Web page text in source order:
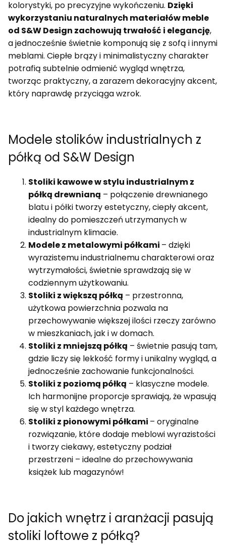
kolorystyki, po precyzyjne wykończeniu. Dzięki
wykorzystaniu naturalnych materiałów meble
od S&W Design zachowują trwałość i elegancję,
a jednocześnie świetnie komponują się z sofą i innymi
meblami. Ciepłe brązy i minimalistyczny charakter
potrafią subtelnie odmienić wygląd wnętrza,
tworząc praktyczny, a zarazem dekoracyjny akcent,
który naprawdę przyciąga wzrok.
Modele stolików industrialnych z
półką od S&W Design
Stoliki kawowe w stylu industrialnym z
półką drewnianą – połączenie drewnianego
blatu i półki tworzy estetyczny, ciepły akcent,
idealny do pomieszczeń utrzymanych w
industrialnym klimacie.
Modele z metalowymi półkami – dzięki
wyrazistemu industrialnemu charakterowi oraz
wytrzymałości, świetnie sprawdzają się w
codziennym użytkowaniu.
Stoliki z większą półką – przestronna,
użytkowa powierzchnia pozwala na
przechowywanie większej ilości rzeczy zarówno
w mieszkaniach, jak i w domach.
Stoliki z mniejszą półką – świetnie pasują tam,
gdzie liczy się lekkość formy i unikalny wygląd, a
jednocześnie zachowanie funkcjonalności.
Stoliki z poziomą półką – klasyczne modele.
Ich harmonijne proporcje sprawiają, że wpasują
się w styl każdego wnętrza.
Stoliki z pionowymi półkami – oryginalne
rozwiązanie, które dodaje meblowi wyrazistości
i tworzy ciekawy, estetyczny podział
przestrzeni – idealne do przechowywania
książek lub magazynów!
Do jakich wnętrz i aranżacji pasują
stoliki loftowe z półką?